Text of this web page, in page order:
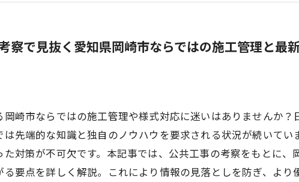
察で見抜く愛知県岡崎市ならではの施工管理と最
岡崎市ならではの施工管理や様式対応に迷いはありませんか
先端的な知識と独自のノウハウを要求される状況が続いて
対策が不可欠です。本記事では、公共工事の考察をもとに
要点を詳しく解説。これにより情報の見落としを防ぎ、よ